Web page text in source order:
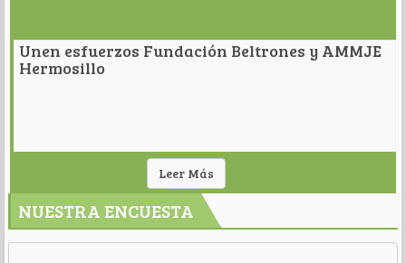
Unen esfuerzos Fundación Beltrones y AMMJE
Hermosillo
Leer Más
NUESTRA ENCUESTA